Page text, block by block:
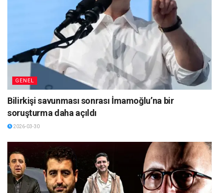
GENEL
Bilirkişi savunması sonrası İmamoğlu’na bir
soruşturma daha açıldı
2026-03-30